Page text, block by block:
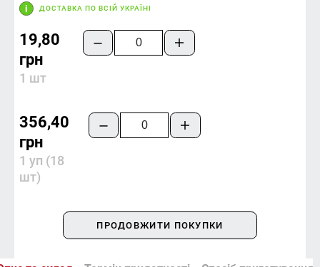
ДОСТАВКА ПО ВСІЙ УКРАЇНІ
19,80
грн
1 шт
356,40
грн
1 уп (18
шт)
ПРОДОВЖИТИ ПОКУПКИ